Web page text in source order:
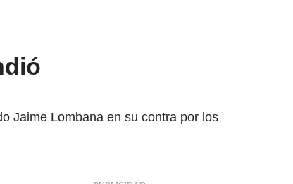
Jaime Lombana en su contra por los